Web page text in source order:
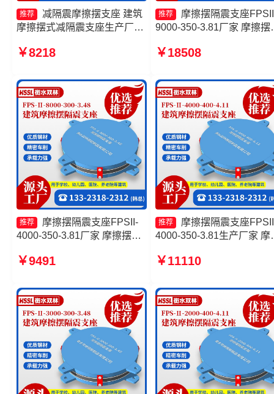
推荐
减隔震摩擦摆支座 建筑
摩擦摆式减隔震支座生产厂家
摆支座定制源头工厂
￥8218
推荐
摩擦摆隔震支座
9000-350-3.81厂家 摩擦摆
生产厂家 摩擦摆减隔震支
10000KN摩擦摆隔震支座
工厂
￥18508
推荐
摩擦摆隔震支座FPSII-
4000-350-3.81厂家 摩擦摆隔
厂家 摩擦摆隔震支座FPSII-
震支座FPSII-9000-350-3.81
源头工厂
￥9491
推荐
摩擦摆隔震支座
4000-350-3.81生产厂家 摩
3.48源头工厂 摩擦摆球型
摆支座生产厂家
￥11110